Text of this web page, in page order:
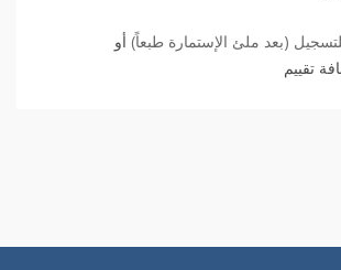
(بعد ملئ الإستمارة طبعاً) أو
تقييم